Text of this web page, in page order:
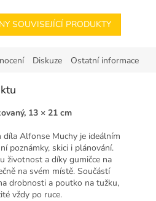
SOUVISEJÍCÍ PRODUKTY
Diskuze Ostatní informace
13 × 21 cm
Alfonse Muchy je ideálním
poznámky, skici i plánování.
životnost a díky gumičce na
na svém místě. Součástí
drobnosti a poutko na tužku,
vždy po ruce.